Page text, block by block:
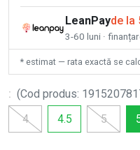
LeanPayde la
3-60 luni ·
* estimat — rata exactă se
: (Cod produs:
4
4.5 5